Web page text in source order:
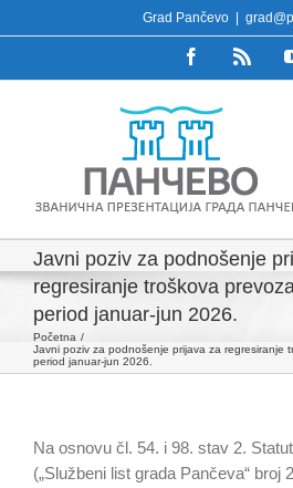
to
Grad Pančevo
FacebookRss
Javni poziv za podnošenje
regresiranje troškova
period januar-jun 2026.
Početna
Javni poziv za podnošenje prijava za regresiranje
period januar-jun 2026.
Na osnovu čl. 54. i 98. stav 2.
(„Službeni list grada Pančeva“ broj